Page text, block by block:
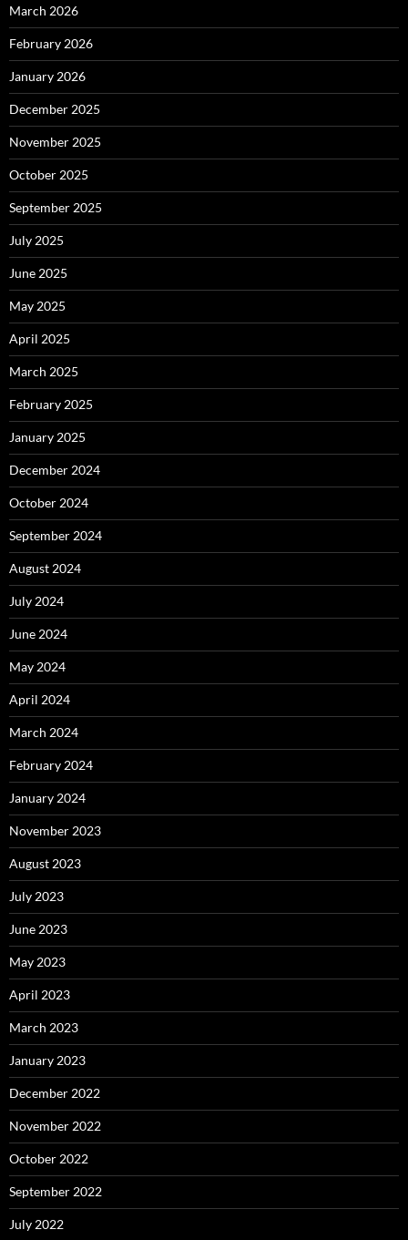
March 2026
February 2026
January 2026
December 2025
November 2025
October 2025
September 2025
July 2025
June 2025
May 2025
April 2025
March 2025
February 2025
January 2025
December 2024
October 2024
September 2024
August 2024
July 2024
June 2024
May 2024
April 2024
March 2024
February 2024
January 2024
November 2023
August 2023
July 2023
June 2023
May 2023
April 2023
March 2023
January 2023
December 2022
November 2022
October 2022
September 2022
July 2022